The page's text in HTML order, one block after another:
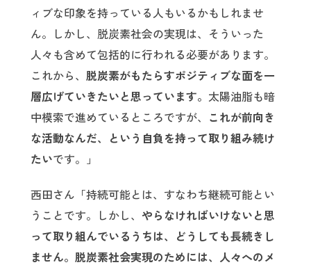
ィブな印象を持っている人もいるかもしれませ
ん。しかし、脱炭素社会の実現は、そういった
人々も含めて包括的に行われる必要があります。
これから、 脱炭素がもたらすポジティブな面を一
層広げていきたいと思っています。 太陽油脂も暗
中模索で進めているところですが、 これが前向き
な活動なんだ、という自負を持って取り組み続け
たいです。」
西田さん「持続可能とは、すなわち継続可能とい
うことです。しかし、 やらなければいけないと思
って取り組んでいるうちは、どうしても長続きし
ません。脱炭素社会実現のためには、人々へのメ